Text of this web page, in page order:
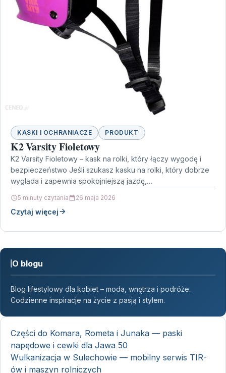
KASKI I OCHRANIACZE PRODUKT
K2 Varsity Fioletowy
K2 Varsity Fioletowy – kask na rolki, który łączy wygodę i
bezpieczeństwo Jeśli szukasz kasku na rolki, który dobrze
wygląda i zapewnia spokojniejszą jazdę,…
5 minuty czytania 26 maja 2026
Czytaj więcej
O blogu
Blog lifestylowy dla kobiet – moda, wnętrza i podróże.
Codzienne inspiracje na życie z pasją i stylem.
Części do Komara, Rometa i Junaka — paski
napędowe i cewki dla Jawa 50
Wulkanizacja w Sulechowie — mobilny serwis TIR-
ów i maszyn rolniczych